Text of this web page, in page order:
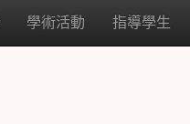
學術活動 指導學生